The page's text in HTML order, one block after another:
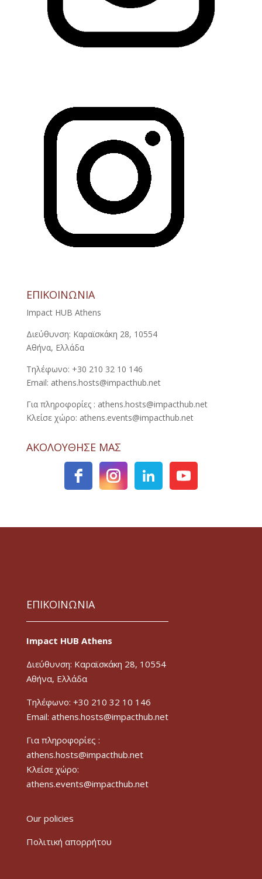
ΕΠΙΚΟΙΝΩΝΙΑ
Impact HUB Athens
Διεύθυνση: Καραϊσκάκη 28, 10554
Αθήνα, Ελλάδα
Τηλέφωνο: +30 210 32 10 146
Email: athens.hosts@impacthub.net
Για πληροφορίες : athens.hosts@impacthub.net
Κλείσε χώρο: athens.events@impacthub.net
ΑΚΟΛΟΥΘΗΣΕ ΜΑΣ
ΕΠΙΚΟΙΝΩΝΙΑ
Impact HUB Athens
Διεύθυνση: Καραϊσκάκη 28, 10554
Αθήνα, Ελλάδα
Τηλέφωνο: +30 210 32 10 146
Email: athens.hosts@impacthub.net
Για πληροφορίες :
athens.hosts@impacthub.net
Κλείσε χώρο:
athens.events@impacthub.net
Our policies
Πολιτική απορρήτου